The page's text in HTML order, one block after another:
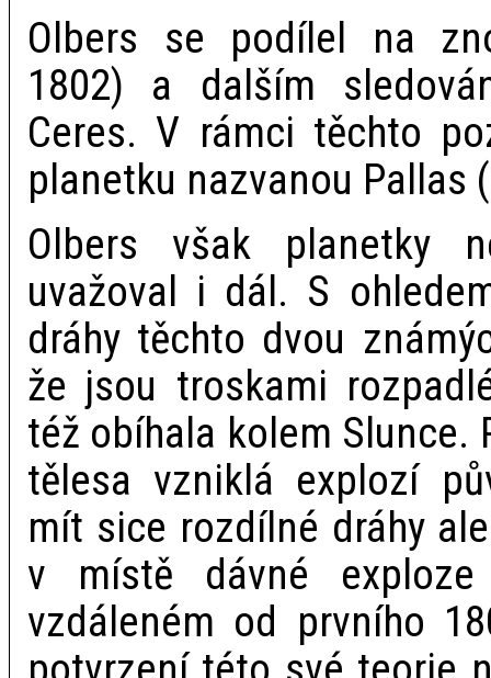
Olbers se podílel na
1802) a dalším
Ceres. V rámci těchto
planetku nazvanou Pallas
Olbers však planetky
uvažoval i dál. S
dráhy těchto dvou
že jsou troskami
též obíhala kolem Slunce.
tělesa vzniklá explozí
mít sice rozdílné dráhy
v místě dávné
vzdáleném od prvního